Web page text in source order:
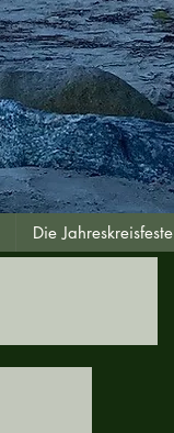
Die Jahreskreisfeste